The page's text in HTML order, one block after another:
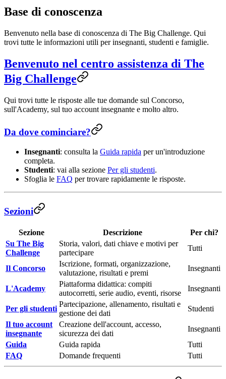
Base di conoscenza
Benvenuto nella base di conoscenza di The Big Challenge. Qui
trovi tutte le informazioni utili per insegnanti, studenti e famiglie.
Benvenuto nel centro assistenza di The
Big Challenge
Qui trovi tutte le risposte alle tue domande sul Concorso,
sull'Academy, sul tuo account insegnante e molto altro.
Da dove cominciare?
Insegnanti: consulta la Guida rapida per un'introduzione
completa.
Studenti: vai alla sezione Per gli studenti.
Sfoglia le FAQ per trovare rapidamente le risposte.
Sezioni
Sezione Descrizione
Per chi?
Su The Big
Challenge
Storia, valori, dati chiave e motivi per
partecipare
Tutti
Il Concorso
Iscrizione, formati, organizzazione,
valutazione, risultati e premi
Insegnanti
L'Academy
Piattaforma didattica: compiti
autocorretti, serie audio, eventi, risorse
Insegnanti
Per gli studenti
Partecipazione, allenamento, risultati e
gestione dei dati
Studenti
Il tuo account
insegnante
Creazione dell'account, accesso,
sicurezza dei dati
Insegnanti
Guida
Guida rapida
Tutti
FAQ
Domande frequenti Tutti